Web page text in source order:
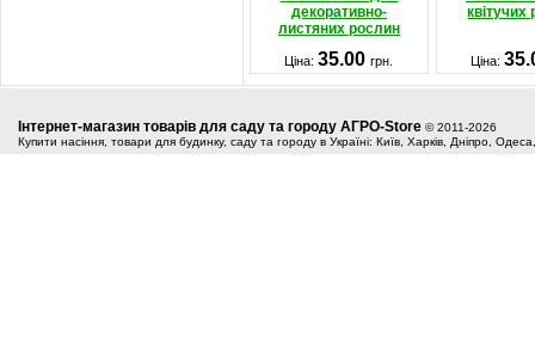
декоративно-
листяних рослин
квітучих
Ціна:35.00грн. Ціна:
Інтернет-магазин товарів для саду та городу АГРО-Store © 2011-2026
Купити насіння, товари для будинку, саду та городу в Україні: Київ, Харків, Дніпро,